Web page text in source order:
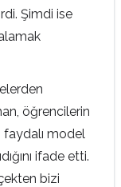
Şimdi ise
öğrencilerin
faydalı model
ifade etti.
bizi